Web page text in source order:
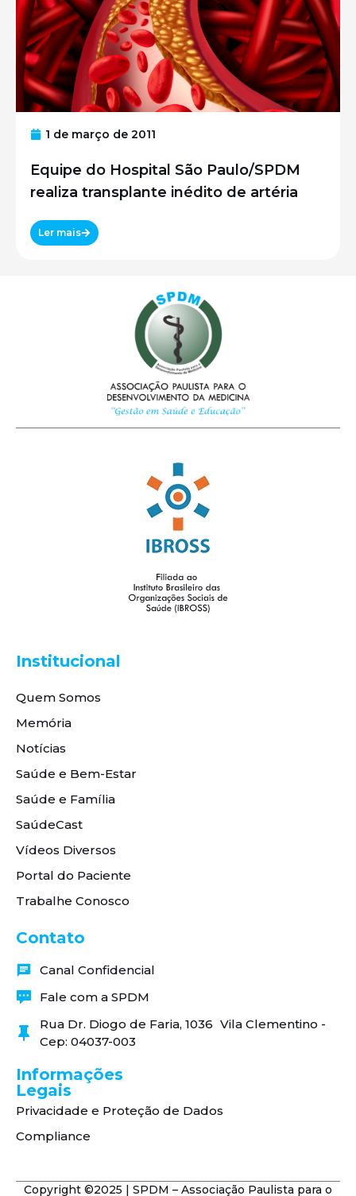
1 de março de 2011
Equipe do Hospital São Paulo/SPDM
realiza transplante inédito de artéria
Ler mais
Institucional
Quem Somos
Memória
Notícias
Saúde e Bem-Estar
Saúde e Família
SaúdeCast
Vídeos Diversos
Portal do Paciente
Trabalhe Conosco
Contato
Canal Confidencial
Fale com a SPDM
Rua Dr. Diogo de Faria, 1036 Vila Clementino -
Cep: 04037-003
Informações
Legais
Privacidade e Proteção de Dados
Compliance
Copyright ©2025 | SPDM – Associação Paulista para o